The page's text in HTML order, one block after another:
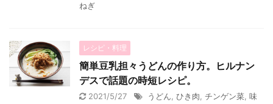
ねぎ
レシピ・料理
簡単豆乳担々うどんの作り方。ヒルナン
デスで話題の時短レシピ。
2021/5/27 うどん ひき肉 チンゲン菜 味